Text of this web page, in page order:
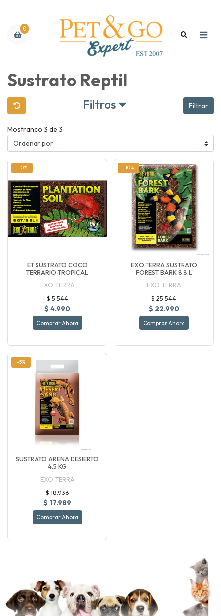
0
Sustrato Reptil
Filtros Filtrar
Mostrando 3 de 3
-10%
ET SUSTRATO COCO
TERRARIO TROPICAL
EXO TERRA
$ 5.544
$ 4.990
Comprar Ahora
-10%
EXO TERRA SUSTRATO
FOREST BARK 8.8 L
EXO TERRA
$ 25.544
$ 22.990
Comprar Ahora
-5%
SUSTRATO ARENA DESIERTO
4.5 KG
EXO TERRA
$ 18.936
$ 17.989
Comprar Ahora